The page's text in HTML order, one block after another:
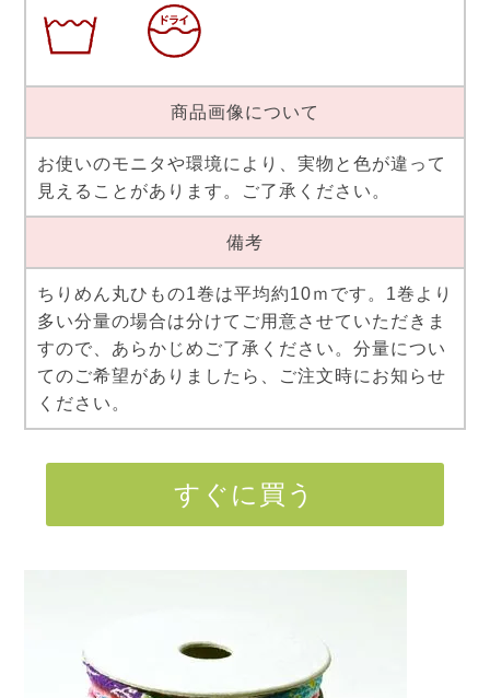
商品画像について
お使いのモニタや環境により、実物と色が違って
見えることがあります。ご了承ください。
備考
ちりめん丸ひもの1巻は平均約10ｍです。1巻より
多い分量の場合は分けてご用意させていただきま
すので、あらかじめご了承ください。分量につい
てのご希望がありましたら、ご注文時にお知らせ
ください。
すぐに買う